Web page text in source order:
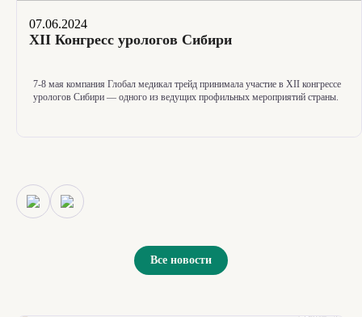
07.06.2024
XII Конгресс урологов Сибири
7-8 мая компания Глобал медикал трейд принимала участие в XII конгрессе
урологов Сибири — одного из ведущих профильных мероприятий страны.
Все новости